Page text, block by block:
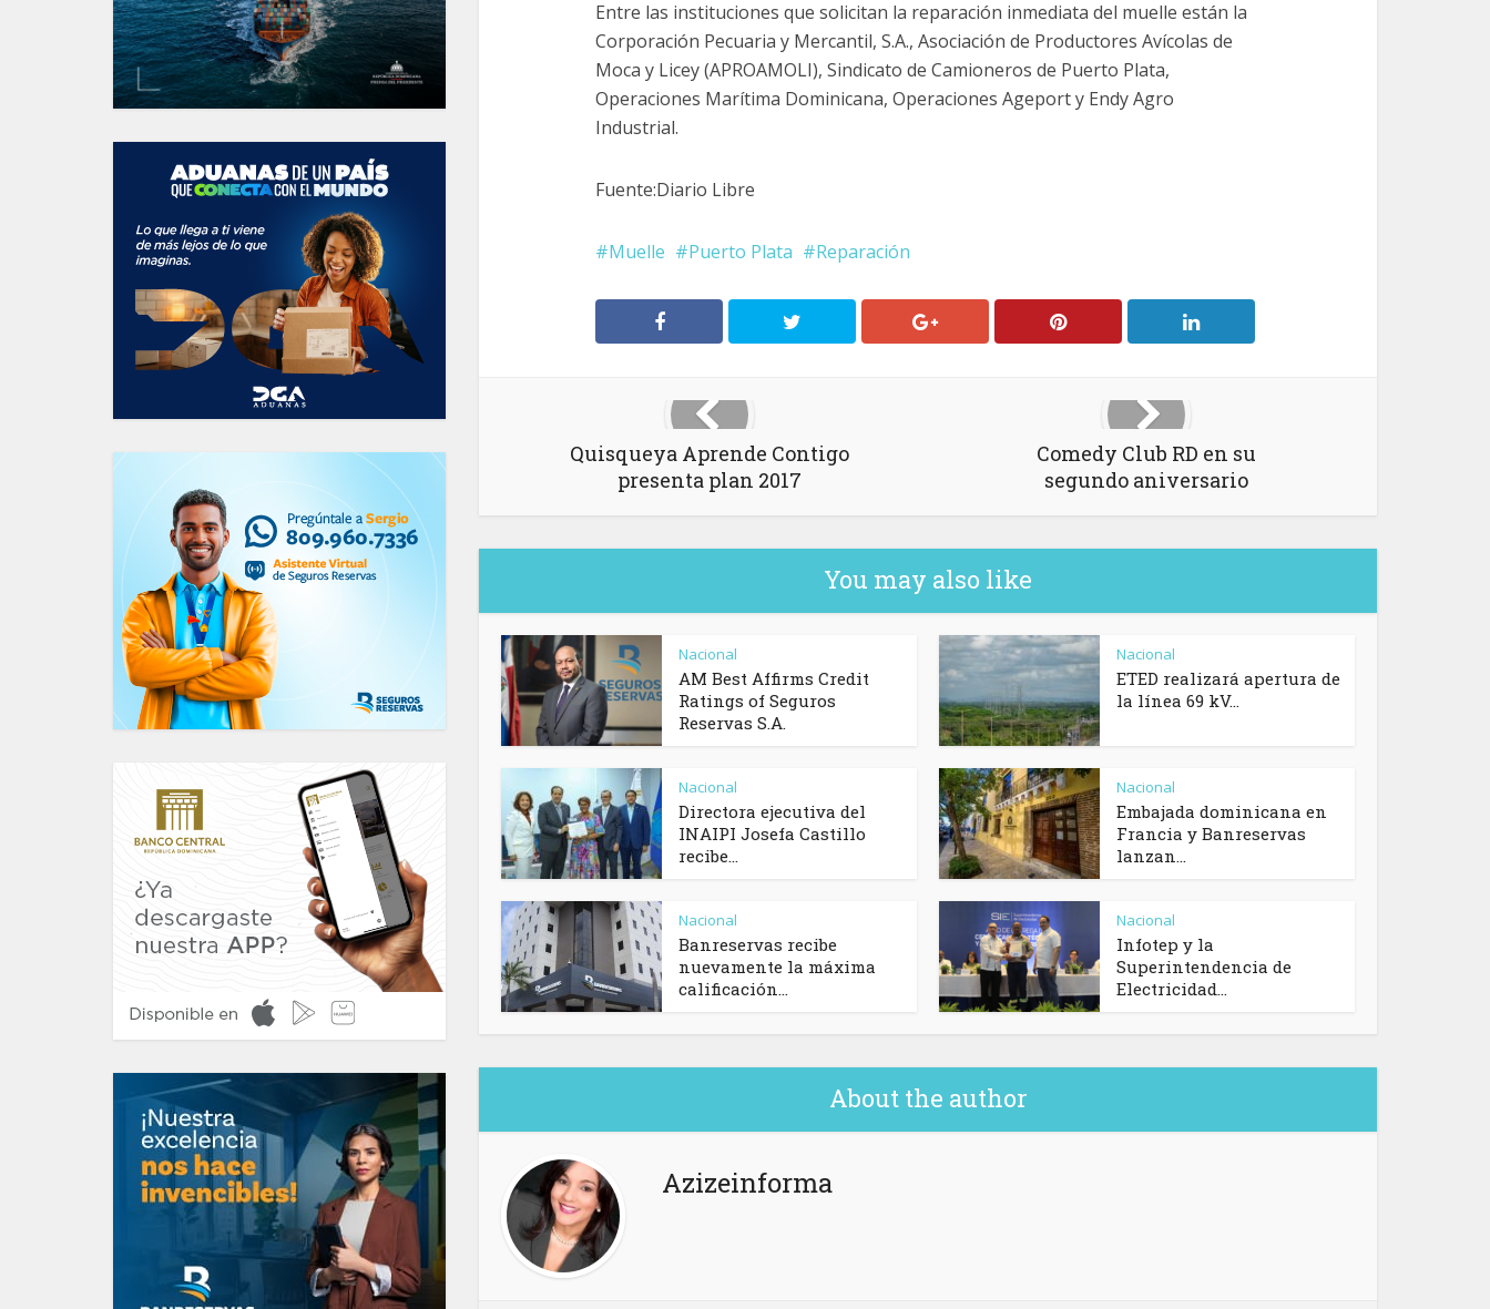
Entre las instituciones que solicitan la reparación inmediata del muelle están la
Corporación Pecuaria y Mercantil, S.A., Asociación de Productores Avícolas de
Moca y Licey (APROAMOLI), Sindicato de Camioneros de Puerto Plata,
Operaciones Marítima Dominicana, Operaciones Ageport y Endy Agro
Industrial.
Fuente:Diario Libre
Muelle Puerto Plata Reparación
Quisqueya Aprende Contigo
presenta plan 2017
Comedy Club RD en su
segundo aniversario
You may also like
Nacional
AM Best Affirms Credit
Ratings of Seguros
Reservas S.A.
Nacional
ETED realizará apertura de
la línea 69 kV...
Nacional
Directora ejecutiva del
INAIPI Josefa Castillo
recibe...
Nacional
Embajada dominicana en
Francia y Banreservas
lanzan...
Nacional
Banreservas recibe
nuevamente la máxima
calificación...
Nacional
Infotep y la
Superintendencia de
Electricidad...
About the author
Azizeinforma